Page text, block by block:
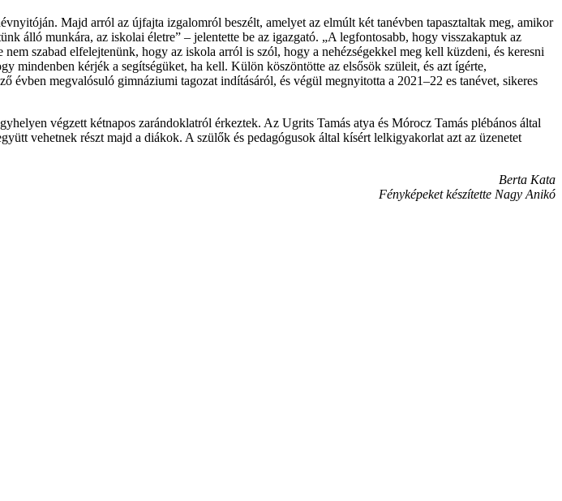
Majd arról az újfajta izgalomról beszélt, amelyet az elmúlt két tanévben tapasztaltak meg, amikor
álló munkára, az iskolai életre” – jelentette be az igazgató. „A legfontosabb, hogy visszakaptuk az
szabad elfelejtenünk, hogy az iskola arról is szól, hogy a nehézségekkel meg kell küzdeni, és keresni
mindenben kérjék a segítségüket, ha kell. Külön köszöntötte az elsősök szüleit, és azt ígérte,
évben megvalósuló gimnáziumi tagozat indításáról, és végül megnyitotta a 2021–22 es tanévet, sikeres
végzett kétnapos zarándoklatról érkeztek. Az Ugrits Tamás atya és Mórocz Tamás plébános által
vehetnek részt majd a diákok. A szülők és pedagógusok által kísért lelkigyakorlat azt az üzenetet
Berta Kata
Fényképeket készítette Nagy Anikó